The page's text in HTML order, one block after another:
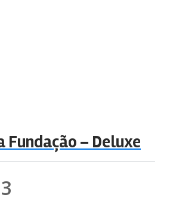
Fundação – Deluxe